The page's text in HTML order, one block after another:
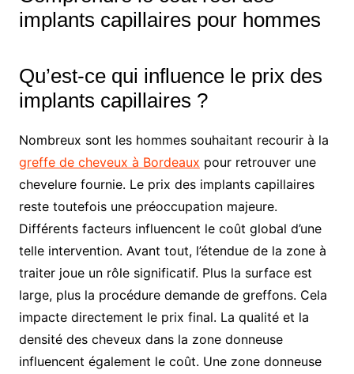
implants capillaires pour hommes
Qu’est-ce qui influence le prix des
implants capillaires ?
Nombreux sont les hommes souhaitant recourir à la
greffe de cheveux à Bordeaux pour retrouver une
chevelure fournie. Le prix des implants capillaires
reste toutefois une préoccupation majeure.
Différents facteurs influencent le coût global d’une
telle intervention. Avant tout, l’étendue de la zone à
traiter joue un rôle significatif. Plus la surface est
large, plus la procédure demande de greffons. Cela
impacte directement le prix final. La qualité et la
densité des cheveux dans la zone donneuse
influencent également le coût. Une zone donneuse